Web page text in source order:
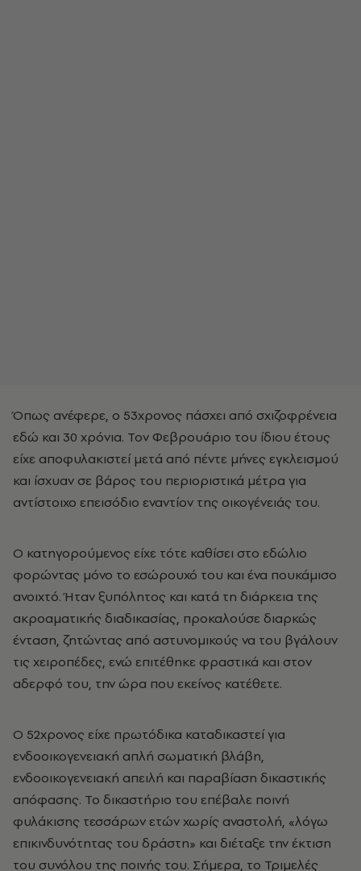
Όπως ανέφερε, ο 53χρονος πάσχει από σχιζοφρένεια
εδώ και 30 χρόνια. Τον Φεβρουάριο του ίδιου έτους
είχε αποφυλακιστεί μετά από πέντε μήνες εγκλεισμού
και ίσχυαν σε βάρος του περιοριστικά μέτρα για
αντίστοιχο επεισόδιο εναντίον της οικογένειάς του.
Ο κατηγορούμενος είχε τότε καθίσει στο εδώλιο
φορώντας μόνο το εσώρουχό του και ένα πουκάμισο
ανοιχτό. Ήταν ξυπόλητος και κατά τη διάρκεια της
ακροαματικής διαδικασίας, προκαλούσε διαρκώς
ένταση, ζητώντας από αστυνομικούς να του βγάλουν
τις χειροπέδες, ενώ επιτέθηκε φραστικά και στον
αδερφό του, την ώρα που εκείνος κατέθετε.
Ο 52χρονος είχε πρωτόδικα καταδικαστεί για
ενδοοικογενειακή απλή σωματική βλάβη,
ενδοοικογενειακή απειλή και παραβίαση δικαστικής
απόφασης. Το δικαστήριο του επέβαλε ποινή
φυλάκισης τεσσάρων ετών χωρίς αναστολή, «λόγω
επικινδυνότητας του δράστη» και διέταξε την έκτιση
του συνόλου της ποινής του. Σήμερα, το Τριμελές